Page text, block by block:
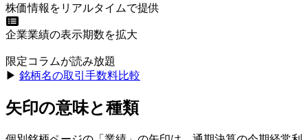
株価情報をリアルタイムで提供
企業業績の表示期数を拡大
限定コラムが読み放題
▶︎ 銘柄名の取引手数料比較
矢印の意味と種類